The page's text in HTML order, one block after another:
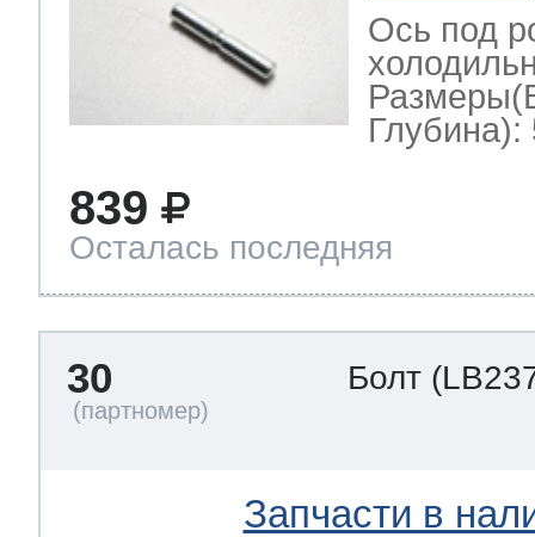
Ось под
Глубина):
839
Осталась последняя
30 Болт
Запчасти в